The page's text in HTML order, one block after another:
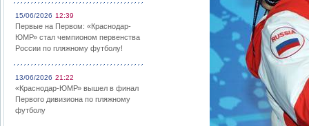
15/06/2026 12:39
Первые на Первом: «Краснодар-
ЮМР» стал чемпионом первенства
России по пляжному футболу!
13/06/2026 21:22
«Краснодар-ЮМР» вышел в финал
Первого дивизиона по пляжному
футболу